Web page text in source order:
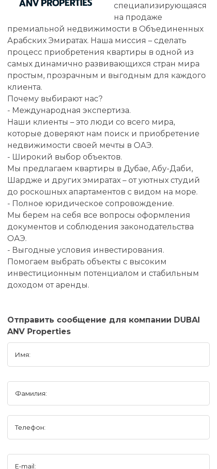
специализирующаяся
на продаже
премиальной недвижимости в Объединенных
Арабских Эмиратах. Наша миссия – сделать
процесс приобретения квартиры в одной из
самых динамично развивающихся стран мира
простым, прозрачным и выгодным для каждого
клиента.
Почему выбирают нас?
- Международная экспертиза.
Наши клиенты – это люди со всего мира,
которые доверяют нам поиск и приобретение
недвижимости своей мечты в ОАЭ.
- Широкий выбор объектов.
Мы предлагаем квартиры в Дубае, Абу-Даби,
Шардже и других эмиратах – от уютных студий
до роскошных апартаментов с видом на море.
- Полное юридическое сопровождение.
Мы берем на себя все вопросы оформления
документов и соблюдения законодательства
ОАЭ.
- Выгодные условия инвестирования.
Помогаем выбрать объекты с высоким
инвестиционным потенциалом и стабильным
доходом от аренды.
Отправить сообщение для компании DUBAI
ANV Properties
Имя:
Фамилия:
Телефон:
E-mail: